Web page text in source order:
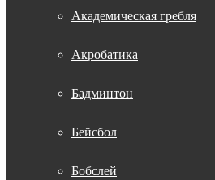
Академическая гребля
Акробатика
Бадминтон
Бейсбол
Бобслей